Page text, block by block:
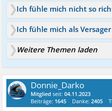
Ich fühle mich nicht so
Weitere Themen laden
Donnie_Darko
Mitglied seit:04.11.2023
Beiträge: 1645 Danke:2405